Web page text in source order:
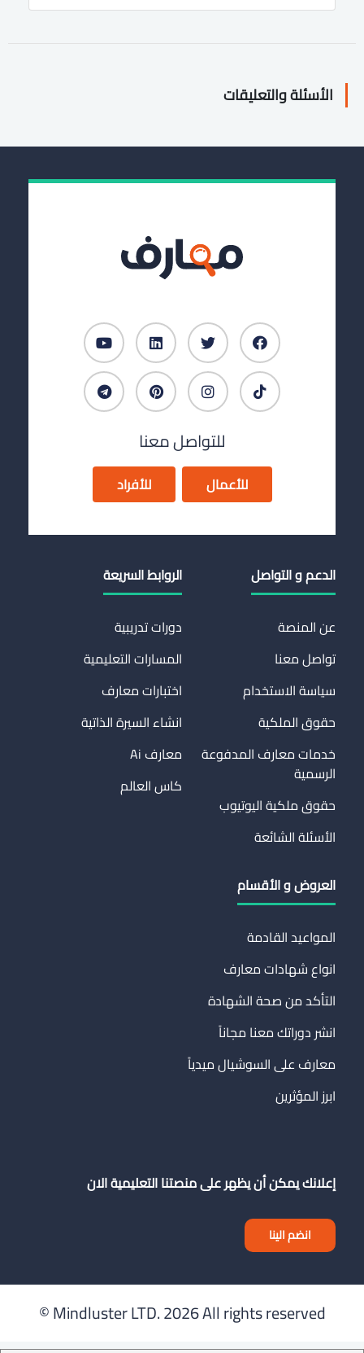
الأسئلة والتعليقات
للتواصل معنا
للأعمال للأفراد
الدعم و التواصل
عن المنصة
تواصل معنا
سياسة الاستخدام
حقوق الملكية
خدمات معارف المدفوعة
الرسمية
حقوق ملكية اليوتيوب
الأسئلة الشائعة
الروابط السريعة
دورات تدريبية
المسارات التعليمية
اختبارات معارف
انشاء السيرة الذاتية
معارف Ai
كاس العالم
العروض و الأقسام
المواعيد القادمة
انواع شهادات معارف
التأكد من صحة الشهادة
انشر دوراتك معنا مجاناً
معارف على السوشيال ميدياً
ابرز المؤثرين
إعلانك يمكن أن يظهر على منصتنا التعليمية الان
انضم الينا
Mindluster LTD.2026 All rights reserved ©